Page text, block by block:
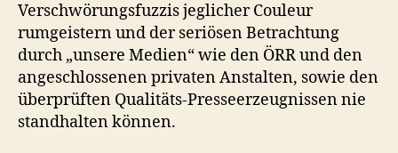
Verschwörungsfuzzis jeglicher Couleur
rumgeistern und der seriösen Betrachtung
durch „unsere Medien“ wie den ÖRR und den
angeschlossenen privaten Anstalten, sowie den
überprüften Qualitäts-Presseerzeugnissen nie
standhalten können.